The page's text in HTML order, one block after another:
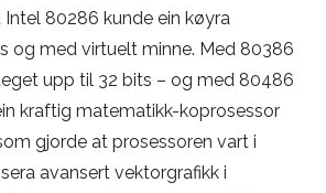
Intel 80286 kunde ein køyra
og med virtuelt minne. Med 80386
upp til 32 bits – og med 80486
kraftig matematikk-koprosessor
gjorde at prosessoren vart i
avansert vektorgrafikk i